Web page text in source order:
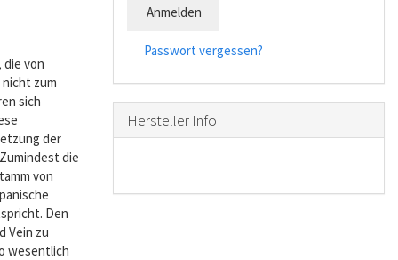
von
zum
sich
der
die
von
Den
Vein zu
wesentlich
Anmelden
Passwort vergessen?
Hersteller Info